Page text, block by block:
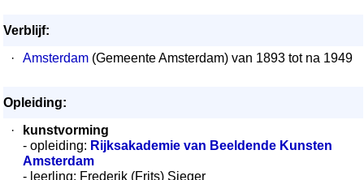
Verblijf:
·
Amsterdam (Gemeente Amsterdam) van 1893 tot na 1949
Opleiding:
·
kunstvorming
- opleiding: Rijksakademie van Beeldende Kunsten
Amsterdam
- leerling: Frederik (Frits) Sieger